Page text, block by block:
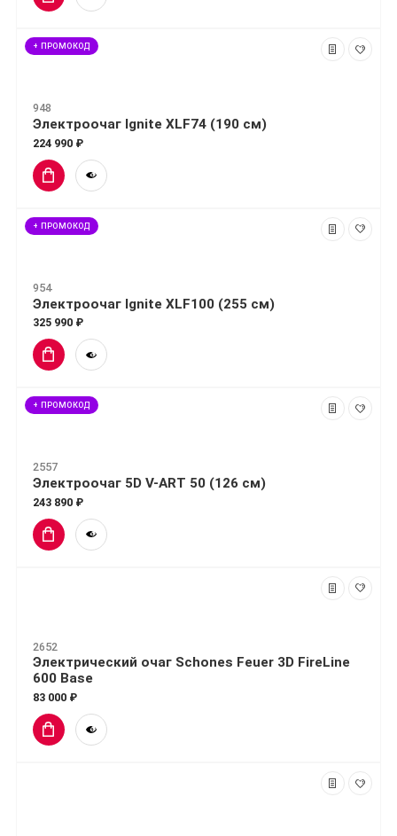
+ ПРОМОКОД
948
Электроочаг Ignite XLF74 (190 см)
224 990 ₽
+ ПРОМОКОД
954
Электроочаг Ignite XLF100 (255 см)
325 990 ₽
+ ПРОМОКОД
2557
Электроочаг 5D V-ART 50 (126 см)
243 890 ₽
2652
Электрический очаг Schones Feuer 3D FireLine
600 Base
83 000 ₽